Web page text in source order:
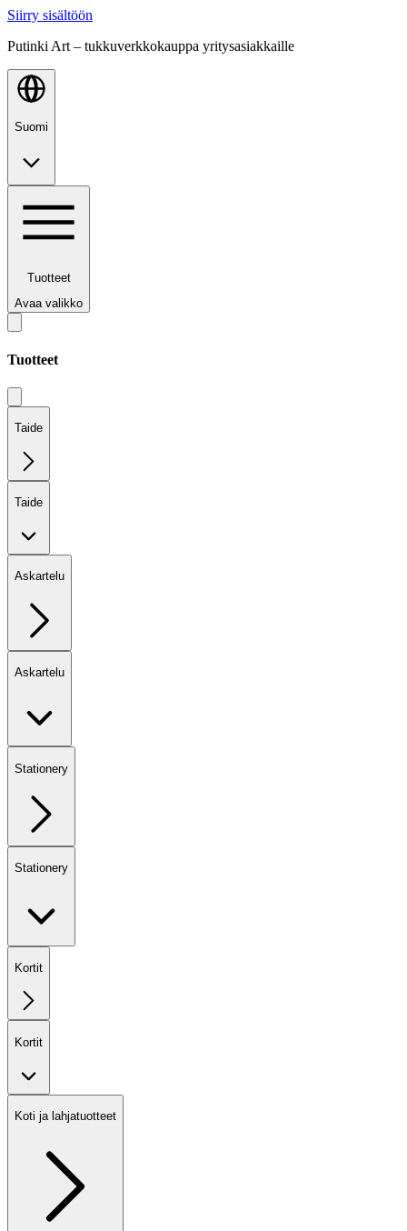
Siirry sisältöön
Putinki Art – tukkuverkkokauppa yritysasiakkaille
Suomi
Tuotteet
Avaa valikko
Tuotteet
Taide
Taide
Askartelu
Askartelu
Stationery
Stationery
Kortit
Kortit
Koti ja lahjatuotteet